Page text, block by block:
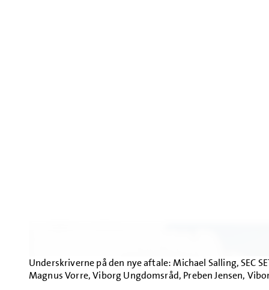
Underskriverne på den nye aftale: Michael Salling, SEC
Magnus Vorre, Viborg Ungdomsråd, Preben Jensen,